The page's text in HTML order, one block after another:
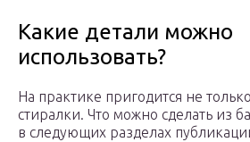
Какие детали можно
использовать?
На практике пригодится не
стиралки. Что можно сделать из
в следующих разделах